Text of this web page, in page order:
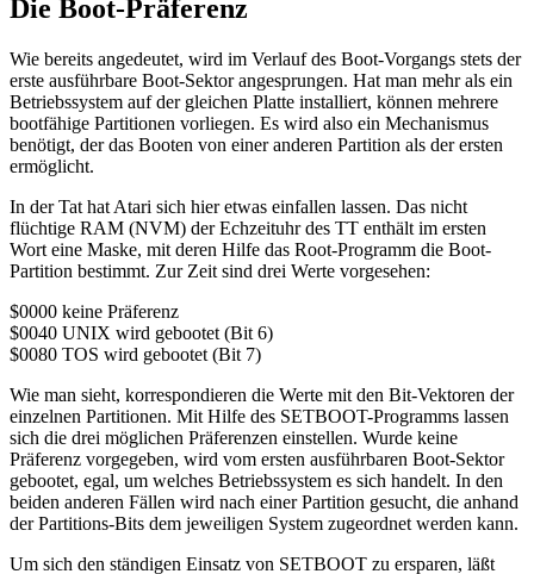
Die Boot-Präferenz
Wie bereits angedeutet, wird im Verlauf des Boot-Vorgangs stets der
erste ausführbare Boot-Sektor angesprungen. Hat man mehr als ein
Betriebssystem auf der gleichen Platte installiert, können mehrere
bootfähige Partitionen vorliegen. Es wird also ein Mechanismus
benötigt, der das Booten von einer anderen Partition als der ersten
ermöglicht.
In der Tat hat Atari sich hier etwas einfallen lassen. Das nicht
flüchtige RAM (NVM) der Echzeituhr des TT enthält im ersten
Wort eine Maske, mit deren Hilfe das Root-Programm die Boot-
Partition bestimmt. Zur Zeit sind drei Werte vorgesehen:
$0000 keine Präferenz
$0040 UNIX wird gebootet (Bit 6)
$0080 TOS wird gebootet (Bit 7)
Wie man sieht, korrespondieren die Werte mit den Bit-Vektoren der
einzelnen Partitionen. Mit Hilfe des SETBOOT-Programms lassen
sich die drei möglichen Präferenzen einstellen. Wurde keine
Präferenz vorgegeben, wird vom ersten ausführbaren Boot-Sektor
gebootet, egal, um welches Betriebssystem es sich handelt. In den
beiden anderen Fällen wird nach einer Partition gesucht, die anhand
der Partitions-Bits dem jeweiligen System zugeordnet werden kann.
Um sich den ständigen Einsatz von SETBOOT zu ersparen, läßt